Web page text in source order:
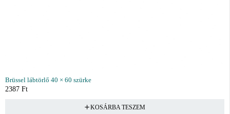
Brüssel lábtörlő 40 × 60 szürke
2387 Ft
KOSÁRBA TESZEM